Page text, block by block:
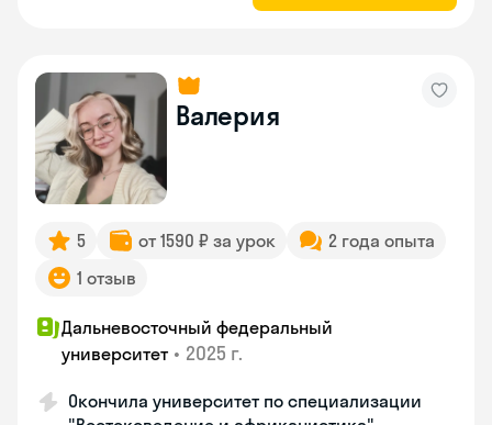
Валерия
5 от 1590 ₽ за урок
2 года опыта
1 отзыв
Дальневосточный федеральный
университет • 2025 г.
Окончила университет по специализации